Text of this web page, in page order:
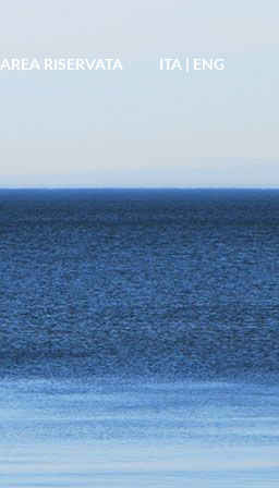
AREA RISERVATA ITA | ENG